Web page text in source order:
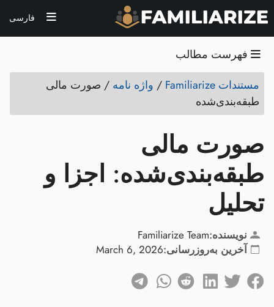
فارسی
فهرست مطالب
مستندات Familiarize
/ واژه نامه / صورت مالی
طبقه‌بندی‌شده
صورت مالی
طبقه‌بندی‌شده: اجزا و
تحلیل
نویسنده:Familiarize Team
آخرین به‌روزرسانی:March 6, 2026